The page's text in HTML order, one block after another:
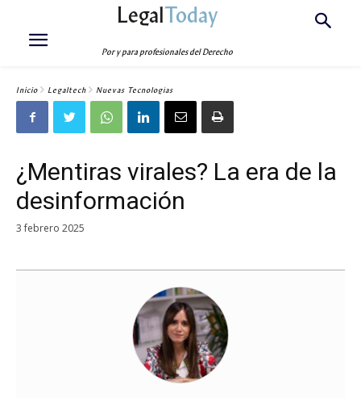
LegalToday
Por y para profesionales del Derecho
Inicio Legaltech Nuevas Tecnologías
¿Mentiras virales? La era de la
desinformación
3 febrero 2025